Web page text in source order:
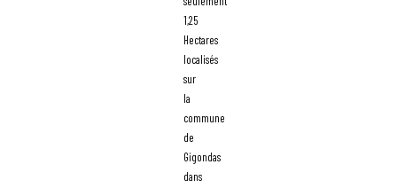
1,25
Hectares
localisés
sur
la
commune
de
Gigondas
dans